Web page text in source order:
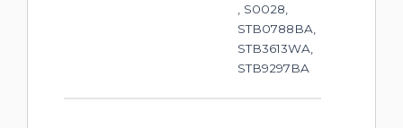
, S0028,
STB0788BA,
STB3613WA,
STB9297BA